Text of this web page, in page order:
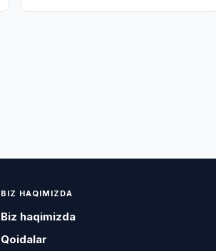
BIZ HAQIMIZDA
Biz haqimizda
Qoidalar